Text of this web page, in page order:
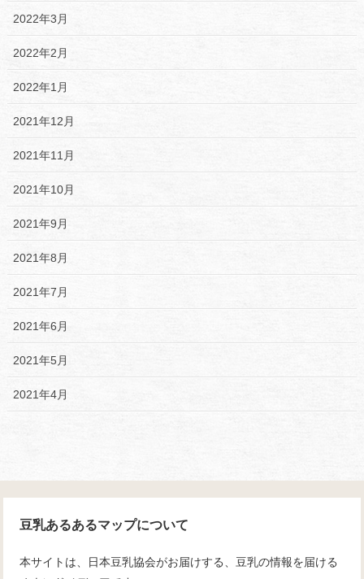
2022年3月
2022年2月
2022年1月
2021年12月
2021年11月
2021年10月
2021年9月
2021年8月
2021年7月
2021年6月
2021年5月
2021年4月
豆乳あるあるマップについて
本サイトは、日本豆乳協会がお届けする、豆乳の情報を届ける